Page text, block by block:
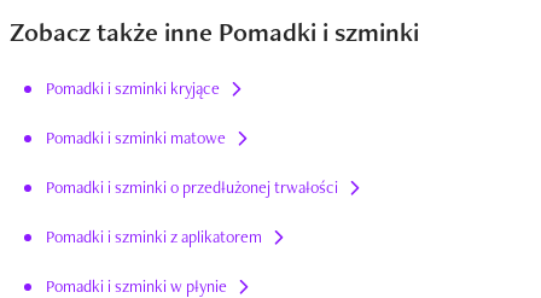
Zobacz także inne Pomadki i szminki
Pomadki i szminki kryjące
Pomadki i szminki matowe
Pomadki i szminki o przedłużonej trwałości
Pomadki i szminki z aplikatorem
Pomadki i szminki w płynie